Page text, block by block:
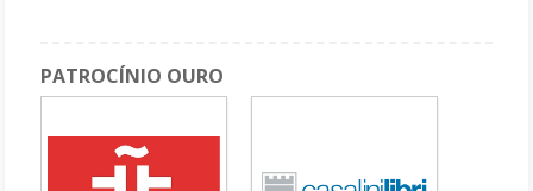
PATROCÍNIO OURO